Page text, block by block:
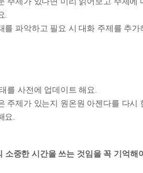
.
를 파악하고 필요 시 대화 주제를 추가
를 사전에 업데이트 해요.
주제가 있는지 원온원 아젠다를 다시
요.
소중한 시간을 쓰는 것임을 꼭 기억해